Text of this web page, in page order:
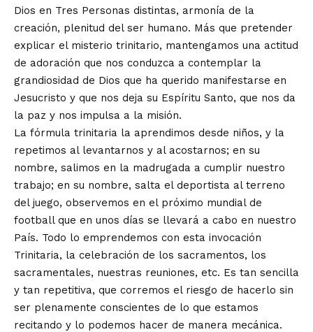
Dios en Tres Personas distintas, armonía de la
creación, plenitud del ser humano. Más que pretender
explicar el misterio trinitario, mantengamos una actitud
de adoración que nos conduzca a contemplar la
grandiosidad de Dios que ha querido manifestarse en
Jesucristo y que nos deja su Espíritu Santo, que nos da
la paz y nos impulsa a la misión.
La fórmula trinitaria la aprendimos desde niños, y la
repetimos al levantarnos y al acostarnos; en su
nombre, salimos en la madrugada a cumplir nuestro
trabajo; en su nombre, salta el deportista al terreno
del juego, observemos en el próximo mundial de
football que en unos días se llevará a cabo en nuestro
País. Todo lo emprendemos con esta invocación
Trinitaria, la celebración de los sacramentos, los
sacramentales, nuestras reuniones, etc. Es tan sencilla
y tan repetitiva, que corremos el riesgo de hacerlo sin
ser plenamente conscientes de lo que estamos
recitando y lo podemos hacer de manera mecánica.